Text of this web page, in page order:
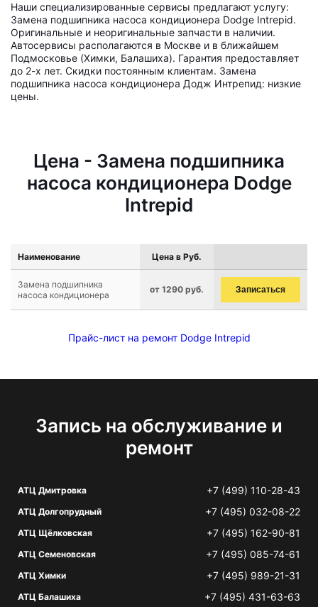
Наши специализированные сервисы предлагают услугу:
Замена подшипника насоса кондиционера Dodge Intrepid.
Оригинальные и неоригинальные запчасти в наличии.
Автосервисы располагаются в Москве и в ближайшем
Подмосковье (Химки, Балашиха). Гарантия предоставляет
до 2-х лет. Скидки постоянным клиентам. Замена
подшипника насоса кондиционера Додж Интрепид: низкие
цены.
Цена - Замена подшипника
насоса кондиционера Dodge
Intrepid
Наименование Цена в Руб.
Замена подшипника
насоса кондиционера
от 1290 руб. Записаться
Прайс-лист на ремонт Dodge Intrepid
Запись на обслуживание и
ремонт
АТЦ Дмитровка +7 (499) 110-28-43
АТЦ Долгопрудный +7 (495) 032-08-22
АТЦ Щёлковская +7 (495) 162-90-81
АТЦ Семеновская +7 (495) 085-74-61
АТЦ Химки +7 (495) 989-21-31
АТЦ Балашиха +7 (495) 431-63-63